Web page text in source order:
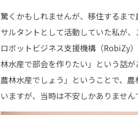
驚くかもしれませんが、移住するま
サルタントとして活動していた私が
ロボットビジネス支援機構（RobiZy
林水産で部会を作りたい」という話
農林水産でしょう」ということで、
いますが、当時は不安しかありません